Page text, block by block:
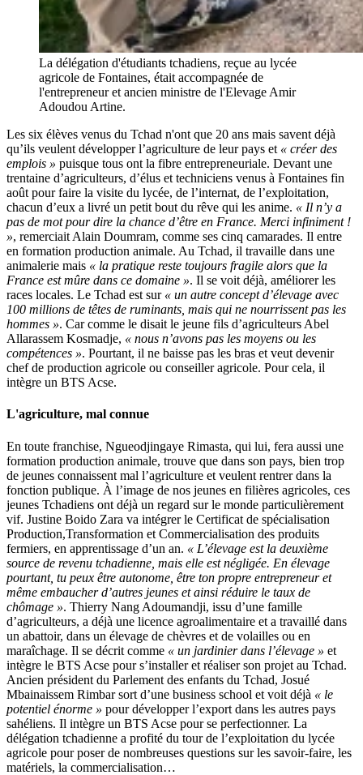
La délégation d'étudiants tchadiens, reçue au lycée
agricole de Fontaines, était accompagnée de
l'entrepreneur et ancien ministre de l'Elevage Amir
Adoudou Artine.
Les six élèves venus du Tchad n'ont que 20 ans mais savent déjà
qu’ils veulent développer l’agriculture de leur pays et « créer des
emplois » puisque tous ont la fibre entrepreneuriale. Devant une
trentaine d’agriculteurs, d’élus et techniciens venus à Fontaines fin
août pour faire la visite du lycée, de l’internat, de l’exploitation,
chacun d’eux a livré un petit bout du rêve qui les anime. « Il n’y a
pas de mot pour dire la chance d’être en France. Merci infiniment !
», remerciait Alain Doumram, comme ses cinq camarades. Il entre
en formation production animale. Au Tchad, il travaille dans une
animalerie mais « la pratique reste toujours fragile alors que la
France est mûre dans ce domaine ». Il se voit déjà, améliorer les
races locales. Le Tchad est sur « un autre concept d’élevage avec
100 millions de têtes de ruminants, mais qui ne nourrissent pas les
hommes ». Car comme le disait le jeune fils d’agriculteurs Abel
Allarassem Kosmadje, « nous n’avons pas les moyens ou les
compétences ». Pourtant, il ne baisse pas les bras et veut devenir
chef de production agricole ou conseiller agricole. Pour cela, il
intègre un BTS Acse.
L'agriculture, mal connue
En toute franchise, Ngueodjingaye Rimasta, qui lui, fera aussi une
formation production animale, trouve que dans son pays, bien trop
de jeunes connaissent mal l’agriculture et veulent rentrer dans la
fonction publique. À l’image de nos jeunes en filières agricoles, ces
jeunes Tchadiens ont déjà un regard sur le monde particulièrement
vif. Justine Boido Zara va intégrer le Certificat de spécialisation
Production,Transformation et Commercialisation des produits
fermiers, en apprentissage d’un an. « L’élevage est la deuxième
source de revenu tchadienne, mais elle est négligée. En élevage
pourtant, tu peux être autonome, être ton propre entrepreneur et
même embaucher d’autres jeunes et ainsi réduire le taux de
chômage ». Thierry Nang Adoumandji, issu d’une famille
d’agriculteurs, a déjà une licence agroalimentaire et a travaillé dans
un abattoir, dans un élevage de chèvres et de volailles ou en
maraîchage. Il se décrit comme « un jardinier dans l’élevage » et
intègre le BTS Acse pour s’installer et réaliser son projet au Tchad.
Ancien président du Parlement des enfants du Tchad, Josué
Mbainaissem Rimbar sort d’une business school et voit déjà « le
potentiel énorme » pour développer l’export dans les autres pays
sahéliens. Il intègre un BTS Acse pour se perfectionner. La
délégation tchadienne a profité du tour de l’exploitation du lycée
agricole pour poser de nombreuses questions sur les savoir-faire, les
matériels, la commercialisation…